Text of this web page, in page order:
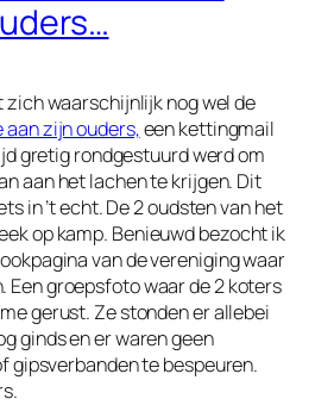
waarschijnlijk nog wel de
zijn ouders,een kettingmail
gretig rondgestuurd werd om
aan het lachen te krijgen. Dit
in ’t echt. De 2 oudsten van het
op kamp. Benieuwd bezocht ik
van de vereniging waar
Een groepsfoto waar de 2 koters
gerust. Ze stonden er allebei
ginds en er waren geen
gipsverbanden te bespeuren.